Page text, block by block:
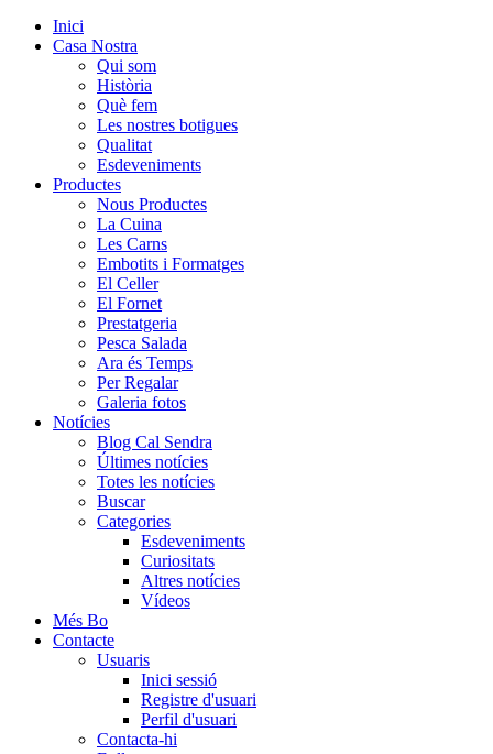
Inici
Casa Nostra
Qui som
Història
Què fem
Les nostres botigues
Qualitat
Esdeveniments
Productes
Nous Productes
La Cuina
Les Carns
Embotits i Formatges
El Celler
El Fornet
Prestatgeria
Pesca Salada
Ara és Temps
Per Regalar
Galeria fotos
Notícies
Blog Cal Sendra
Últimes notícies
Totes les notícies
Buscar
Categories
Esdeveniments
Curiositats
Altres notícies
Vídeos
Més Bo
Contacte
Usuaris
Inici sessió
Registre d'usuari
Perfil d'usuari
Contacta-hi